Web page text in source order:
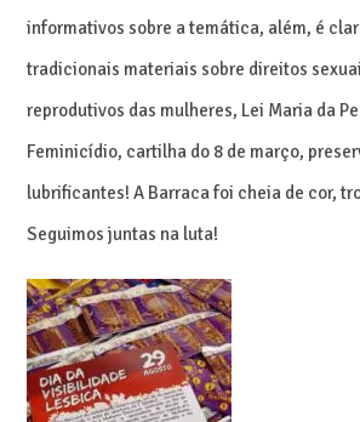
informativos sobre a temática, além, é
tradicionais materiais sobre direitos
reprodutivos das mulheres, Lei Maria da
Feminicídio, cartilha do 8 de março,
lubrificantes! A Barraca foi cheia de cor,
Seguimos juntas na luta!